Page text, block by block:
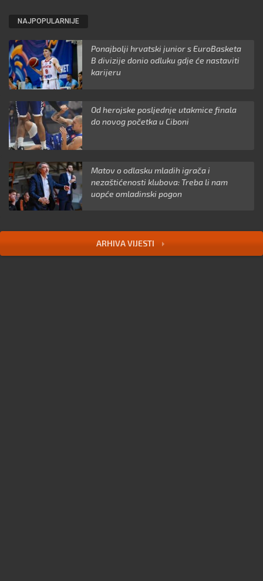
NAJPOPULARNIJE
Ponajbolji hrvatski junior s EuroBasketa
B divizije donio odluku gdje će nastaviti
karijeru
Od herojske posljednje utakmice finala
do novog početka u Ciboni
Matov o odlasku mladih igrača i
nezaštićenosti klubova: Treba li nam
uopće omladinski pogon
ARHIVA VIJESTI